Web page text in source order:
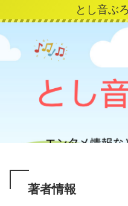
とし音ぶ
著者情報